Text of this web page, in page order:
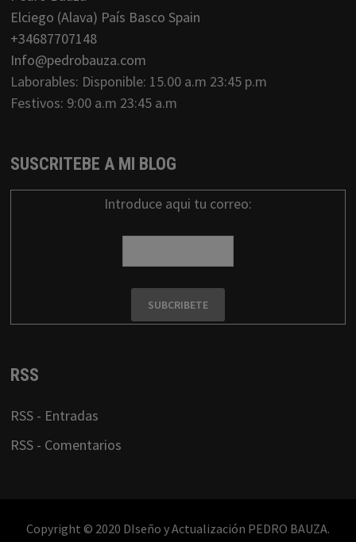
Elciego (Alava) País Basco Spain
+34687707148
Info@pedrobauza.com
Laborables: Disponible: 15.00 a.m 23:45 p.m
Festivos: 9:00 a.m 23:45 a.m
SUSCRITEBE A MI BLOG
Introduce aqui tu correo:
RSS
RSS - Entradas
RSS - Comentarios
Copyright © 2020 DIseño y Actualización PEDRO BAUZA.